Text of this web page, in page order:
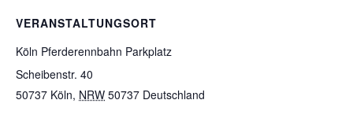
VERANSTALTUNGSORT
Köln Pferderennbahn Parkplatz
Scheibenstr. 40
50737 Köln, NRW 50737 Deutschland